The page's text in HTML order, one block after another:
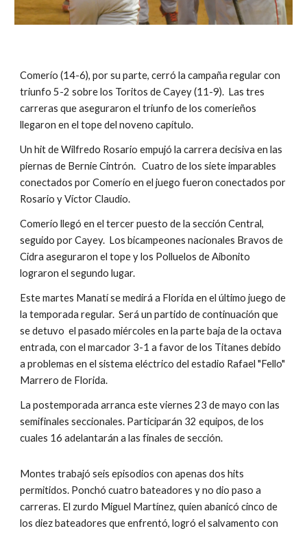
Comerío (14-6), por su parte, cerró la campaña regular con
triunfo 5-2 sobre los Toritos de Cayey (11-9).  Las tres
carreras que aseguraron el triunfo de los comerieños
llegaron en el tope del noveno capítulo.
Un hit de Wilfredo Rosario empujó la carrera decisiva en las
piernas de Bernie Cintrón.   Cuatro de los siete imparables
conectados por Comerío en el juego fueron conectados por
Rosario y Víctor Claudio.
Comerío llegó en el tercer puesto de la sección Central,
seguido por Cayey.  Los bicampeones nacionales Bravos de
Cidra aseguraron el tope y los Polluelos de Aibonito
lograron el segundo lugar.
Este martes Manatí se medirá a Florida en el último juego de
la temporada regular.  Será un partido de continuación que
se detuvo  el pasado miércoles en la parte baja de la octava
entrada, con el marcador 3-1 a favor de los Titanes debido
a problemas en el sistema eléctrico del estadio Rafael "Fello"
Marrero de Florida.
La postemporada arranca este viernes 23 de mayo con las
semifinales seccionales. Participarán 32 equipos, de los
cuales 16 adelantarán a las finales de sección.
Montes trabajó seis episodios con apenas dos hits
permitidos. Ponchó cuatro bateadores y no dio paso a
carreras. El zurdo Miguel Martínez, quien abanicó cinco de
los diez bateadores que enfrentó, logró el salvamento con